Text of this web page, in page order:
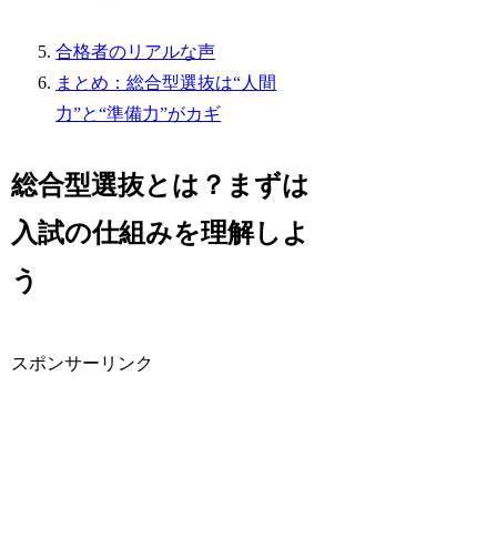
合格者のリアルな声
まとめ：総合型選抜は“人間
力”と“準備力”がカギ
総合型選抜とは？まずは
入試の仕組みを理解しよ
う
スポンサーリンク